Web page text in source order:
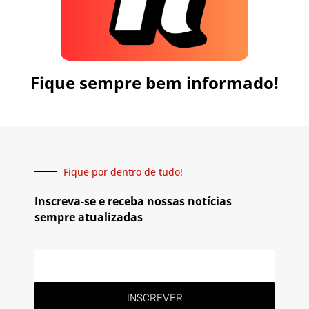
Fique sempre bem informado!
Fique por dentro de tudo!
Inscreva-se e receba nossas notícias
sempre atualizadas
INSCREVER